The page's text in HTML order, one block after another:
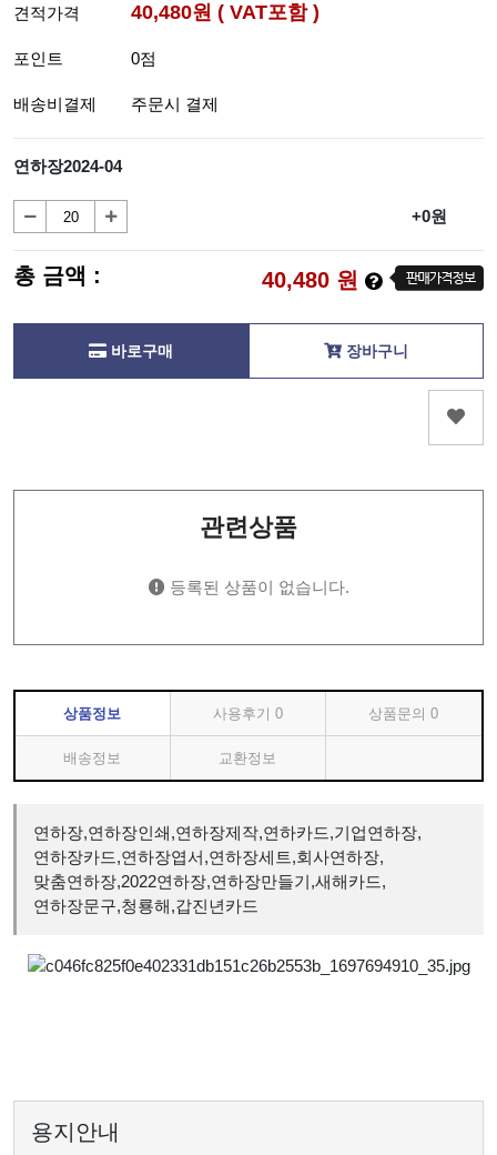
견적가격 40,480원 ( VAT포함 )
포인트 0점
배송비결제 주문시 결제
연하장2024-04
+0원
총 금액 : 40,480 원
바로구매 장바구니
관련상품
등록된 상품이 없습니다.
상품정보 사용후기 0 상품문의0
배송정보 교환정보
연하장,연하장인쇄,연하장제작,연하카드,기업연하장,
연하장카드,연하장엽서,연하장세트,회사연하장,
맞춤연하장,2022연하장,연하장만들기,새해카드,
연하장문구,청룡해,갑진년카드
용지안내